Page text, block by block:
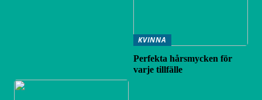
KVINNA
Perfekta hårsmycken för
varje tillfälle